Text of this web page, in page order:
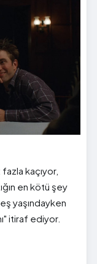
kaçıyor,
en kötü şey
yaşındayken
itiraf ediyor.